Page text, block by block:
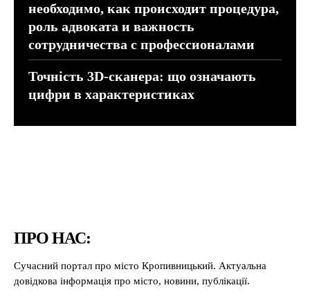
необходимо, как происходит процедура,
роль адвоката и важность
сотрудничества с профессионалами
Точність 3D-сканера: що означають
цифри в характеристиках
ПРО НАС:
Сучасний портал про місто Кропивницький. Актуальна
довідкова інформація про місто, новини, публікації.